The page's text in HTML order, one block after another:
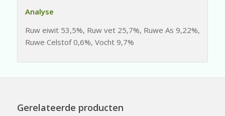
Analyse
Ruw eiwit 53,5%, Ruw vet 25,7%, Ruwe As 9,22%,
Ruwe Celstof 0,6%, Vocht 9,7%
Gerelateerde producten